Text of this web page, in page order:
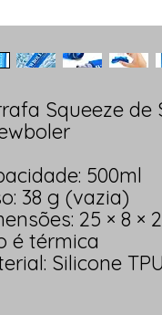
Squeeze de
500ml
38 g (vazia)
25 × 8 ×
é térmica
Silicone